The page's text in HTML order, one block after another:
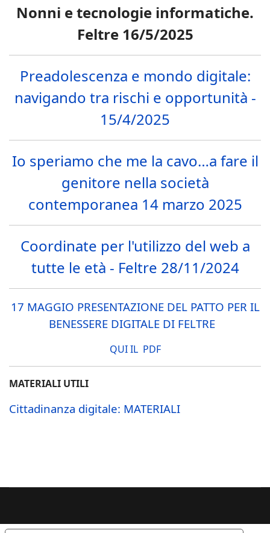
Nonni e tecnologie informatiche.
Feltre 16/5/2025
Preadolescenza e mondo digitale:
navigando tra rischi e opportunità -
15/4/2025
Io speriamo che me la cavo…a fare il
genitore nella società
contemporanea 14 marzo 2025
Coordinate per l'utilizzo del web a
tutte le età - Feltre 28/11/2024
17 MAGGIO PRESENTAZIONE DEL PATTO PER IL
BENESSERE DIGITALE DI FELTRE
QUI IL PDF
MATERIALI UTILI
Cittadinanza digitale: MATERIALI